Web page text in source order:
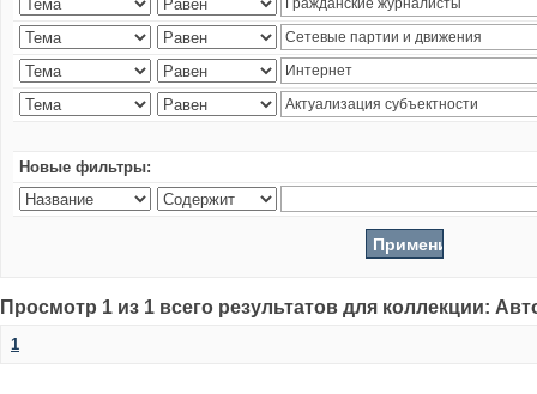
Новые фильтры:
Просмотр 1 из 1 всего результатов для коллекции:
1